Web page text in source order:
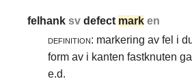
felhanksvdefect mark en
definition: markering av fel i
form av i kanten fastknuten
e.d.